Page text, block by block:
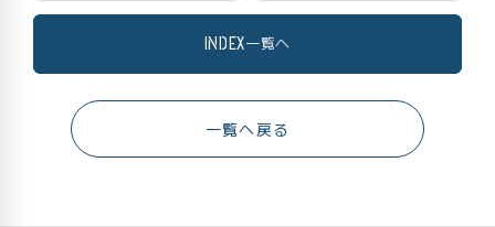
INDEX一覧へ
一覧へ戻る